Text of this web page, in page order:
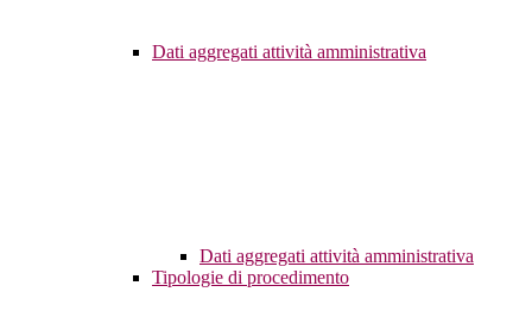
Dati aggregati attività amministrativa
Dati aggregati attività amministrativa
Tipologie di procedimento